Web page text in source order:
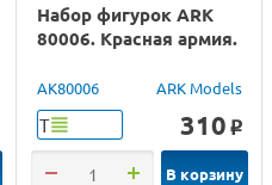
Набор фигурок ARK
80006. Красная армия.
AK80006 ARK Models
Т 310 o
В корзину